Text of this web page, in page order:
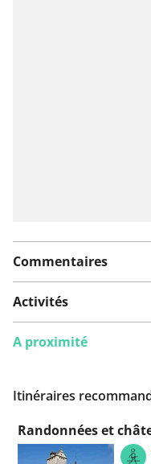
Commentaires
Activités
A proximité
Itinéraires
Randonnées et